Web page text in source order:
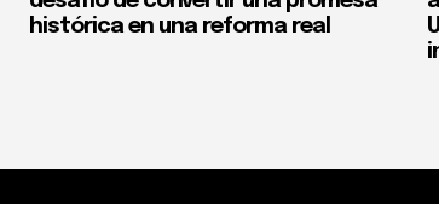
histórica en una reforma real